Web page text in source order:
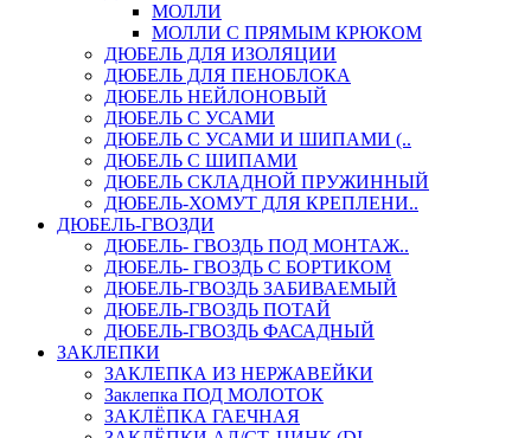
МОЛЛИ
МОЛЛИ С ПРЯМЫМ КРЮКОМ
ДЮБЕЛЬ ДЛЯ ИЗОЛЯЦИИ
ДЮБЕЛЬ ДЛЯ ПЕНОБЛОКА
ДЮБЕЛЬ НЕЙЛОНОВЫЙ
ДЮБЕЛЬ С УСАМИ
ДЮБЕЛЬ С УСАМИ И ШИПАМИ (..
ДЮБЕЛЬ С ШИПАМИ
ДЮБЕЛЬ СКЛАДНОЙ ПРУЖИННЫЙ
ДЮБЕЛЬ-ХОМУТ ДЛЯ КРЕПЛЕНИ..
ДЮБЕЛЬ-ГВОЗДИ
ДЮБЕЛЬ- ГВОЗДЬ ПОД МОНТАЖ..
ДЮБЕЛЬ- ГВОЗДЬ С БОРТИКОМ
ДЮБЕЛЬ-ГВОЗДЬ ЗАБИВАЕМЫЙ
ДЮБЕЛЬ-ГВОЗДЬ ПОТАЙ
ДЮБЕЛЬ-ГВОЗДЬ ФАСАДНЫЙ
ЗАКЛЕПКИ
ЗАКЛЕПКА ИЗ НЕРЖАВЕЙКИ
Заклепка ПОД МОЛОТОК
ЗАКЛЁПКА ГАЕЧНАЯ